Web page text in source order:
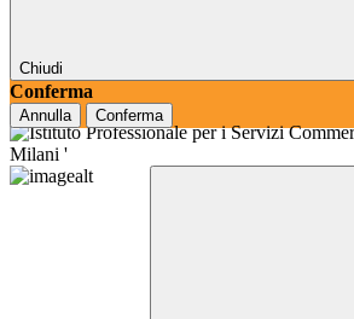
Chiudi
Conferma
Annulla Conferma